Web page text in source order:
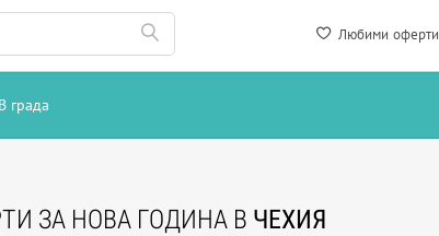
Любими оферти
В града
ЗА НОВА ГОДИНА В ЧЕХИЯ